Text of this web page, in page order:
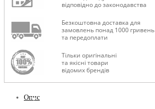
відповідно до законодавства
Безкоштовна доставка для
замовлень понад 1000 гривень
та передоплати
Тільки оригінальні
та якісні товари
відомих брендів
Опис